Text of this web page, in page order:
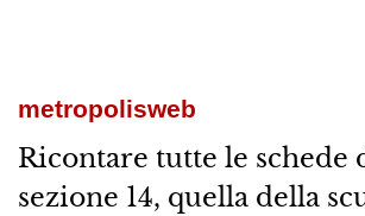
metropolisweb
Ricontare tutte le schede
sezione 14, quella della